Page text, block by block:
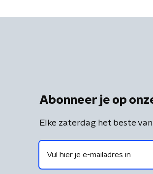
Abonneer je op
Elke zaterdag het beste